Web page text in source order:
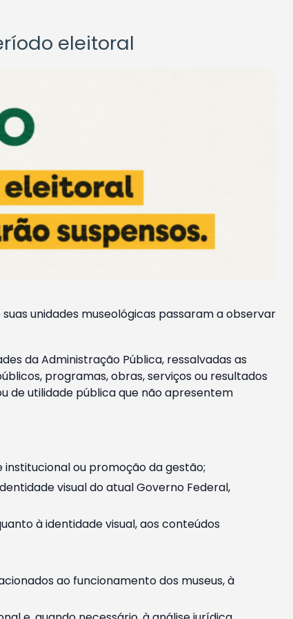
eleitoral
unidades museológicas passaram a observar
da Administração Pública, ressalvadas as
programas, obras, serviços ou resultados
de utilidade pública que não apresentem
ou promoção da gestão;
visual do atual Governo Federal,
à identidade visual, aos conteúdos
ao funcionamento dos museus, à